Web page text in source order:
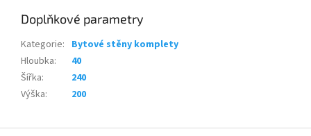
Doplňkové parametry
Kategorie: Bytové stěny komplety
Hloubka:
40
Šířka:
240
Výška: 200